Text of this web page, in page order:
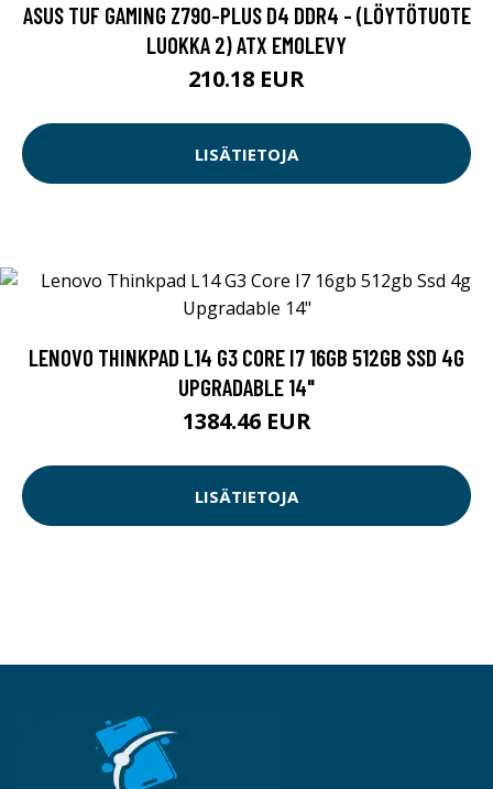
ASUS TUF GAMING Z790-PLUS D4 DDR4 - (LÖYTÖTUOTE
LUOKKA 2) ATX EMOLEVY
210.18 EUR
LISÄTIETOJA
LENOVO THINKPAD L14 G3 CORE I7 16GB 512GB SSD 4G
UPGRADABLE 14"
1384.46 EUR
LISÄTIETOJA